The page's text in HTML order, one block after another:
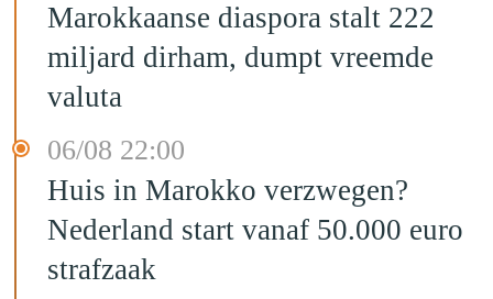
Marokkaanse diaspora stalt 222
miljard dirham, dumpt vreemde
valuta
06/08 22:00
Huis in Marokko verzwegen?
Nederland start vanaf 50.000 euro
strafzaak